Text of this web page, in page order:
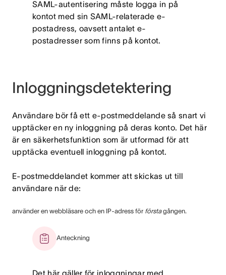
SAML-autentisering måste logga in på
kontot med sin SAML-relaterade e-
postadress, oavsett antalet e-
postadresser som finns på kontot.
Inloggningsdetektering
Användare bör få ett e-postmeddelande så snart vi
upptäcker en ny inloggning på deras konto. Det här
är en säkerhetsfunktion som är utformad för att
upptäcka eventuell inloggning på kontot.
E-postmeddelandet kommer att skickas ut till
användare när de:
använder en webbläsare och en IP-adress för förstagången.
Anteckning
Det här gäller för inloggningar med